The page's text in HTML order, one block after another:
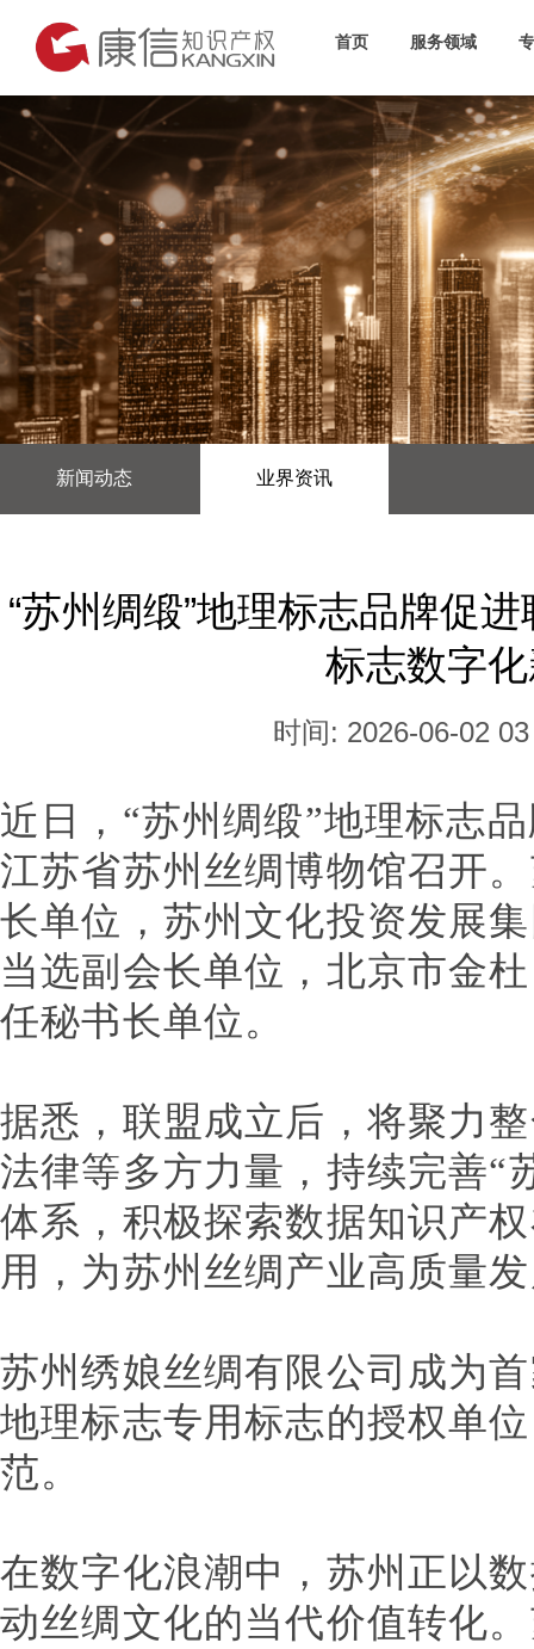
首页 服务领域
新闻动态 业界资讯
“苏州绸缎”地理标志品牌促
标志数字
时间: 2026-06-02 03
近日，“苏州绸缎”地理标志
江苏省苏州丝绸博物馆召开
长单位，苏州文化投资发展
当选副会长单位，北京市金
任秘书长单位。
据悉，联盟成立后，将聚力
法律等多方力量，持续完善“
体系，积极探索数据知识产
用，为苏州丝绸产业高质量
苏州绣娘丝绸有限公司成为
地理标志专用标志的授权单
范。
在数字化浪潮中，苏州正以
动丝绸文化的当代价值转化